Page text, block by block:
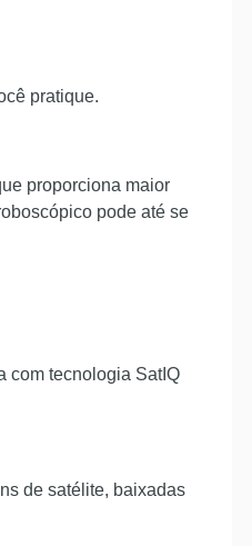
pratique.
proporciona maior
pode até se
com tecnologia SatIQ
de satélite, baixadas